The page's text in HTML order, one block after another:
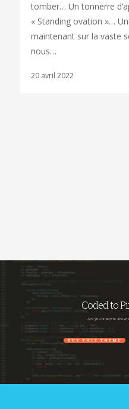
tomber… Un tonnerre
« Standing ovation »…
maintenant sur la vaste
nous…
20 avril 2022
Coded to
Are you ready to show
BUY THIS THEME